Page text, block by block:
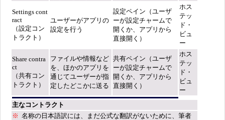
Settings cont
ract
（設定コン
トラクト）
ユーザーがアプリの
設定を行う
設定ペイン（ユーザ
ーが設定チャームで
開くか、アプリから
直接開く）
ホス
テッ
ド・
ビュ
ー
Share contra
ct
（共有コン
トラクト）
ファイルや情報など
を、ほかのアプリを
通じてユーザーが指
定したどこかに送る
共有ペイン（ユーザ
ーが設定チャームで
開くか、アプリから
直接開く）
ホス
テッ
ド・
ビュ
ー
主なコントラクト
※ 名称の日本語訳には、まだ公式な翻訳がないために、筆者